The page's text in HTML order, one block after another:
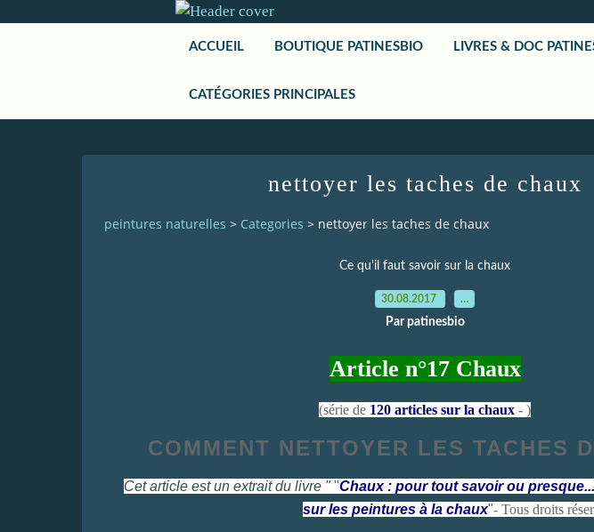
ACCUEIL BOUTIQUE PATINESBIO LIVRES & DOC
CATÉGORIES PRINCIPALES
nettoyer les taches de chaux
peintures naturelles > Categories > nettoyer les taches de chaux
Ce qu'il faut savoir sur la chaux
30.08.2017 …
Par patinesbio
Article n°17 Chaux
(série de 120 articles sur la chaux - )
COMMENT NETTOYER LES TACHES
Cet article est un extrait du livre " "Chaux : pour tout savoir ou presque...
sur les peintures à la chaux"- Tous droits